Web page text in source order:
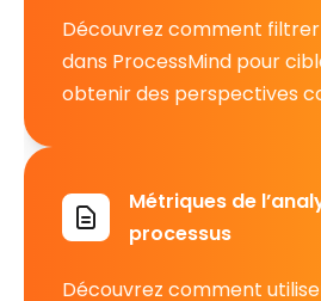
Découvrez comment
dans ProcessMind pour
obtenir des perspectives
Métriques de
processus
Découvrez comment